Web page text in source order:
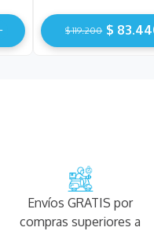
$ 119.200 $ 83.
Envíos GRATIS por
compras superiores a